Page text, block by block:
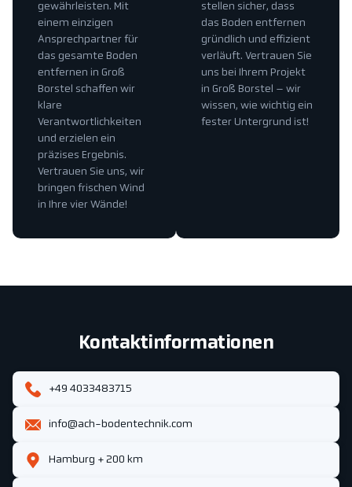
stellen sicher, dass
das Boden entfernen
gründlich und effizient
verläuft. Vertrauen Sie
uns bei Ihrem Projekt
in Groß Borstel – wir
wissen, wie wichtig ein
fester Untergrund ist!
gewährleisten. Mit
einem einzigen
Ansprechpartner für
das gesamte Boden
entfernen in Groß
Borstel schaffen wir
klare
Verantwortlichkeiten
und erzielen ein
präzises Ergebnis.
Vertrauen Sie uns, wir
bringen frischen Wind
in Ihre vier Wände!
Kontaktinformationen
+49 4033483715
info@ach-bodentechnik.com
Hamburg + 200 km